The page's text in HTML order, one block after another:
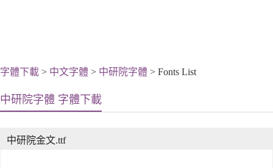
字體下載 > 中文字體 > 中研院字體 > Fonts List
中研院字體 字體下載
中研院金文.ttf